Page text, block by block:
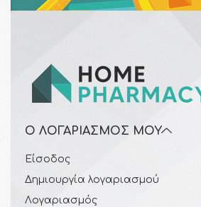
Ο ΛΟΓΑΡΙΑΣΜΌΣ ΜΟΥ
Είσοδος
Δημιουργία λογαριασμού
Λογαριασμός